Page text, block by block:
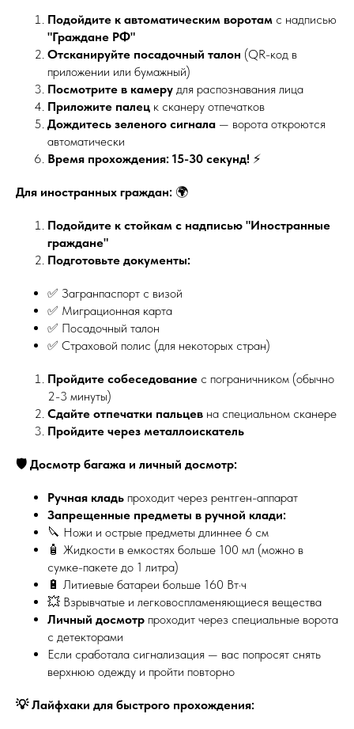
Подойдите к автоматическим воротам с надписью
"Граждане РФ"
Отсканируйте посадочный талон (QR-код в
приложении или бумажный)
Посмотрите в камеру для распознавания лица
Приложите палец к сканеру отпечатков
Дождитесь зеленого сигнала — ворота откроются
автоматически
Время прохождения: 15-30 секунд! ⚡
Для иностранных граждан: 🌍
Подойдите к стойкам с надписью "Иностранные
граждане"
Подготовьте документы:
✅ Загранпаспорт с визой
✅ Миграционная карта
✅ Посадочный талон
✅ Страховой полис (для некоторых стран)
Пройдите собеседование с пограничником (обычно
2-3 минуты)
Сдайте отпечатки пальцев на специальном сканере
Пройдите через металлоискатель
🛡️ Досмотр багажа и личный досмотр:
Ручная кладь проходит через рентген-аппарат
Запрещенные предметы в ручной клади:
🔪 Ножи и острые предметы длиннее 6 см
🧴 Жидкости в емкостях больше 100 мл (можно в
сумке-пакете до 1 литра)
🔋 Литиевые батареи больше 160 Вт·ч
💥 Взрывчатые и легковоспламеняющиеся вещества
Личный досмотр проходит через специальные ворота
с детекторами
Если сработала сигнализация — вас попросят снять
верхнюю одежду и пройти повторно
💡 Лайфхаки для быстрого прохождения: